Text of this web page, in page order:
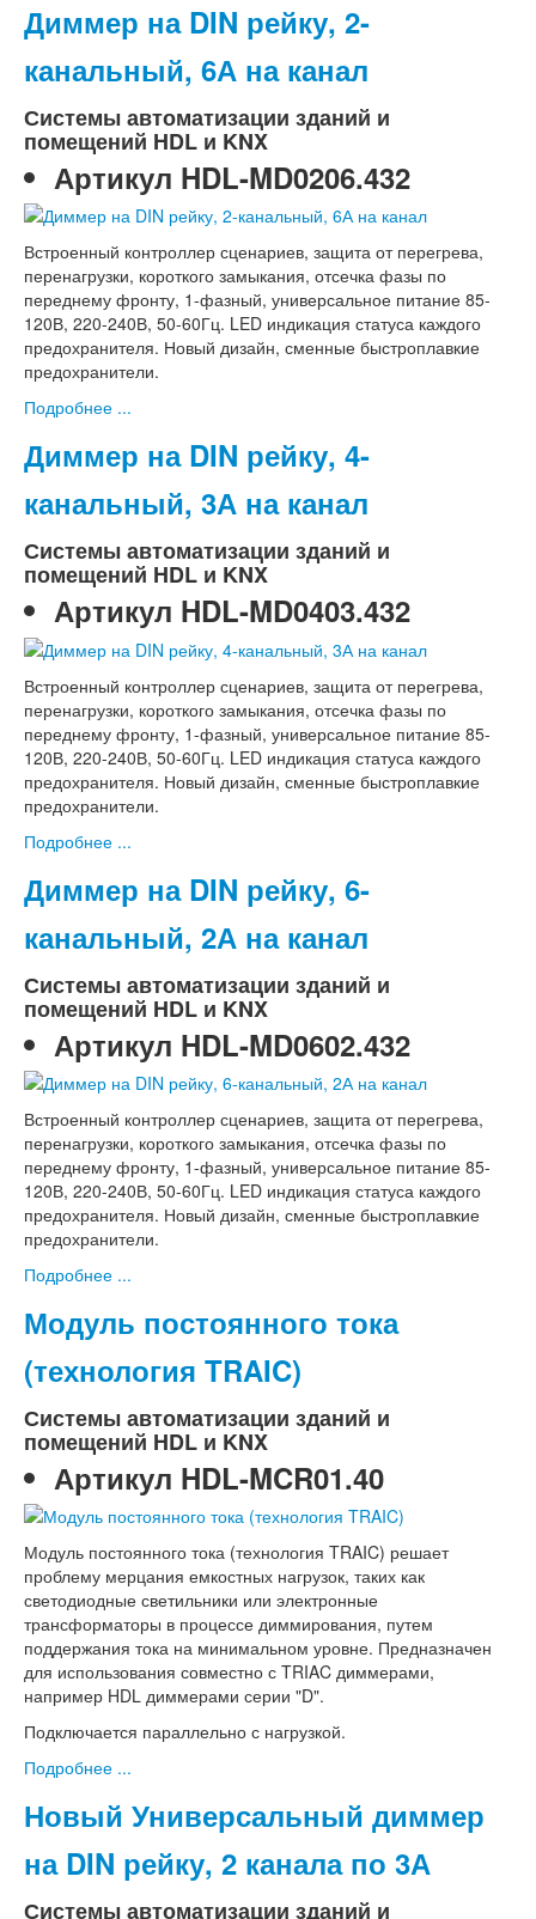
Диммер на DIN рейку, 2-
канальный, 6А на канал
Системы автоматизации зданий и
помещений HDL и KNX
Артикул HDL-MD0206.432
Встроенный контроллер сценариев, защита от перегрева,
перенагрузки, короткого замыкания, отсечка фазы по
переднему фронту, 1-фазный, универсальное питание 85-
120В, 220-240В, 50-60Гц. LED индикация статуса каждого
предохранителя. Новый дизайн, сменные быстроплавкие
предохранители.
Подробнее ...
Диммер на DIN рейку, 4-
канальный, 3А на канал
Системы автоматизации зданий и
помещений HDL и KNX
Артикул HDL-MD0403.432
Встроенный контроллер сценариев, защита от перегрева,
перенагрузки, короткого замыкания, отсечка фазы по
переднему фронту, 1-фазный, универсальное питание 85-
120В, 220-240В, 50-60Гц. LED индикация статуса каждого
предохранителя. Новый дизайн, сменные быстроплавкие
предохранители.
Подробнее ...
Диммер на DIN рейку, 6-
канальный, 2А на канал
Системы автоматизации зданий и
помещений HDL и KNX
Артикул HDL-MD0602.432
Встроенный контроллер сценариев, защита от перегрева,
перенагрузки, короткого замыкания, отсечка фазы по
переднему фронту, 1-фазный, универсальное питание 85-
120В, 220-240В, 50-60Гц. LED индикация статуса каждого
предохранителя. Новый дизайн, сменные быстроплавкие
предохранители.
Подробнее ...
Модуль постоянного тока
(технология TRAIC)
Системы автоматизации зданий и
помещений HDL и KNX
Артикул HDL-MCR01.40
Модуль постоянного тока (технология TRAIC) решает
проблему мерцания емкостных нагрузок, таких как
светодиодные светильники или электронные
трансформаторы в процессе диммирования, путем
поддержания тока на минимальном уровне. Предназначен
для использования совместно с TRIAC диммерами,
например HDL диммерами серии "D".
Подключается параллельно с нагрузкой.
Подробнее ...
Новый Универсальный диммер
на DIN рейку, 2 канала по 3А
Системы автоматизации зданий и